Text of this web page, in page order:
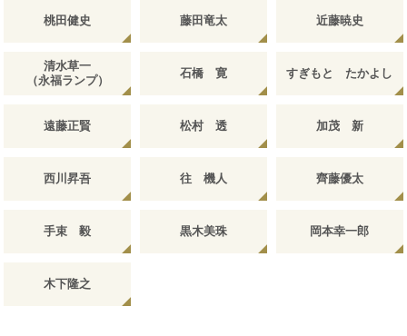
桃田健史 藤田竜太 近藤暁史
清水草一
（永福ランプ）
石橋 寛 すぎもと たかよし
遠藤正賢 松村 透 加茂 新
西川昇吾 往 機人 齊藤優太
手束 毅 黒木美珠 岡本幸一郎
木下隆之